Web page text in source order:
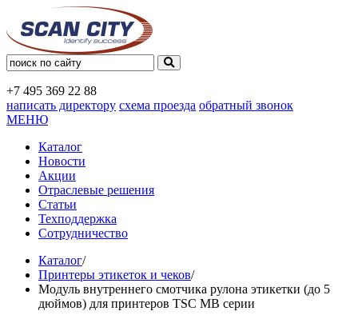
+7 495 369 22 88
написать директору схема проезда обратный звонок
МЕНЮ
Каталог
Новости
Акции
Отраслевые решения
Статьи
Техподдержка
Сотрудничество
Каталог/
Принтеры этикеток и чеков/
Модуль внутреннего смотчика рулона этикетки (до 5
дюймов) для принтеров TSC МВ серии